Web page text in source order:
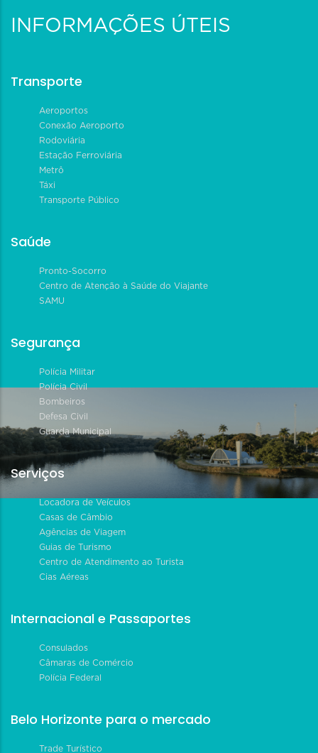
INFORMAÇÕES ÚTEIS
Transporte
Aeroportos
Conexão Aeroporto
Rodoviária
Estação Ferroviária
Metrô
Táxi
Transporte Público
Saúde
Pronto-Socorro
Centro de Atenção à Saúde do Viajante
SAMU
Segurança
Polícia Militar
Polícia Civil
Bombeiros
Defesa Civil
Guarda Municipal
Serviços
Locadora de Veículos
Casas de Câmbio
Agências de Viagem
Guias de Turismo
Centro de Atendimento ao Turista
Cias Aéreas
Internacional e Passaportes
Consulados
Câmaras de Comércio
Polícia Federal
Belo Horizonte para o mercado
Trade Turístico